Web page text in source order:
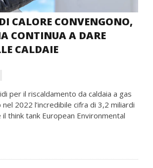
CALORE CONVENGONO,
CONTINUA A DARE
CALDAIE
per il riscaldamento da caldaia a gas
2022 l’incredibile cifra di 3,2 miliardi
think tank European Environmental